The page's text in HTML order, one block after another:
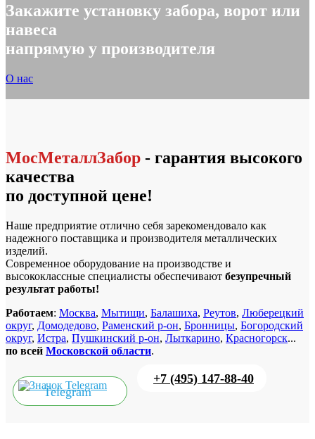
Закажите установку забора, ворот или
навеса
напрямую у производителя
О нас
МосМеталлЗабор - гарантия высокого
качества
по доступной цене!
Наше предприятие отлично себя зарекомендовало как
надежного поставщика и производителя металлических
изделий.
Современное оборудование на производстве и
высококлассные специалисты обеспечивают безупречный
результат работы!
Работаем: Москва, Мытищи, Балашиха, Реутов, Люберецкий
округ, Домодедово, Раменский р-он, Бронницы, Богородский
округ, Истра, Пушкинский р-он, Лыткарино, Красногорск...
по всей Московской области.
Telegram
+7 (495) 147-88-40